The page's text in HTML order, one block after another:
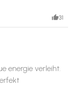
31
energie verleiht.